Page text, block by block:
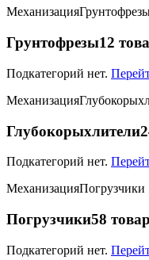
Механизация
Грунтофрезы12
Подкатегорий нет.
Механизация
Глубокорыхлители
Подкатегорий нет.
МеханизацияПогрузчики
Погрузчики58
Подкатегорий нет.